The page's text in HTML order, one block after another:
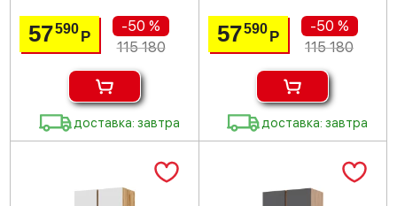
57590Р
-50 %
115 180
доставка: завтра
57590 Р
-50 %
115 180
доставка: завтра